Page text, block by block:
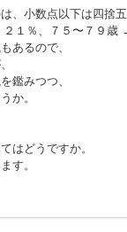
、小数点以下は四捨
１％、７５〜７９歳
あるので、
鑑みつつ、
か。
はどうですか。
す。